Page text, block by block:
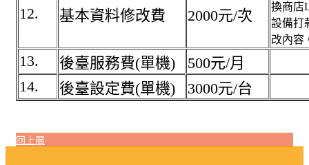
12. 基本資料修改費 2000元/次
換商店
設備打
改內容
13. 後臺服務費(單機)
500元/月
14.
後臺設定費(單機) 3000元/台
回上層